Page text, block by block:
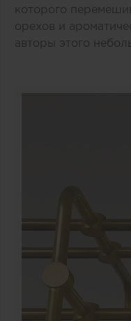
которого
орехов и
авторы этого